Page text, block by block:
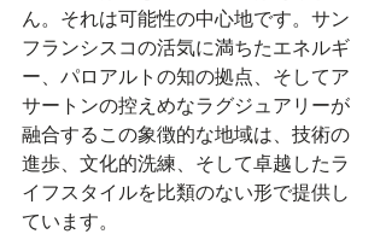
ん。それは可能性の中心地です。サン
フランシスコの活気に満ちたエネルギ
ー、パロアルトの知の拠点、そしてア
サートンの控えめなラグジュアリーが
融合するこの象徴的な地域は、技術の
進歩、文化的洗練、そして卓越したラ
イフスタイルを比類のない形で提供し
ています。